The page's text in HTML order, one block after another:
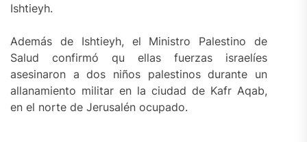
Ishtieyh.
Además de Ishtieyh, el Ministro Palestino de
Salud confirmó qu ellas fuerzas israelíes
asesinaron a dos niños palestinos durante un
allanamiento militar en la ciudad de Kafr Aqab,
en el norte de Jerusalén ocupado.